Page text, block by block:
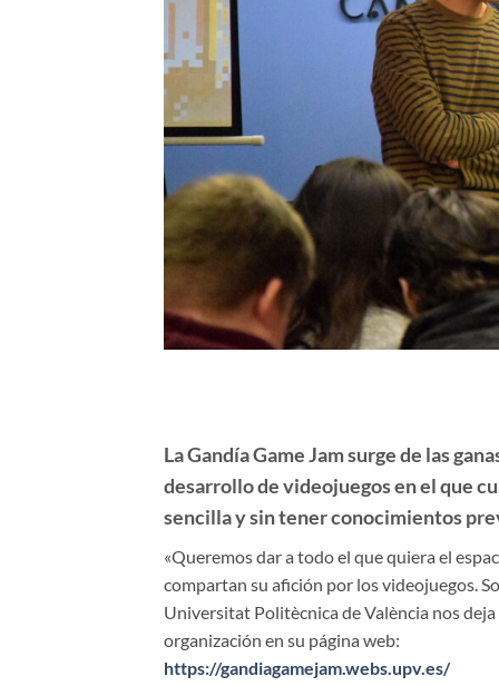
La Gandía Game Jam surge de las
desarrollo de videojuegos en el que
sencilla y sin tener conocimientos
«Queremos dar a todo el que quiera el
compartan su afición por los videojuegos.
Universitat Politècnica de València nos
organización en su página web:
https://gandiagamejam.webs.upv.es/